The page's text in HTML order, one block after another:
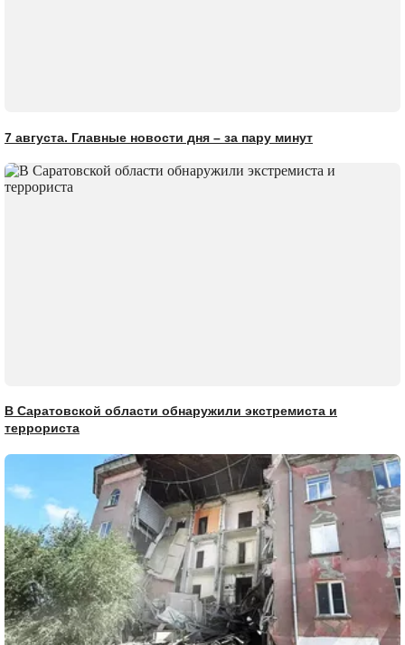
7 августа. Главные новости дня – за пару минут
В Саратовской области обнаружили экстремиста и
террориста